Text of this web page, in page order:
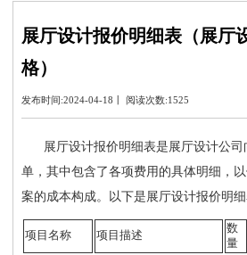
展厅设计报价明细表（展厅
格）
发布时间:2024-04-18丨 阅读次数:1525
展厅设计报价明细表是展厅设计公
单，其中包含了各项费用的具体明细，
案的成本构成。以下是展厅设计报价明细
项目名称 项目描述
数
量